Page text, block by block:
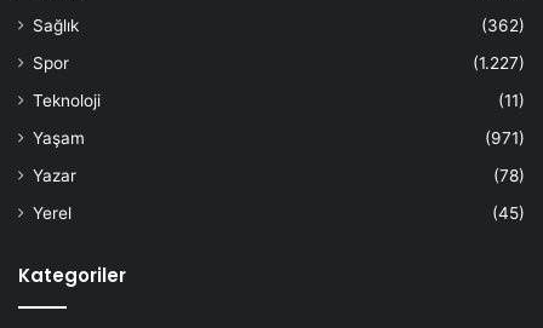
Sağlık
(362)
Spor
(1.227)
Teknoloji
(11)
Yaşam
(971)
Yazar
(78)
Yerel
(45)
Kategoriler